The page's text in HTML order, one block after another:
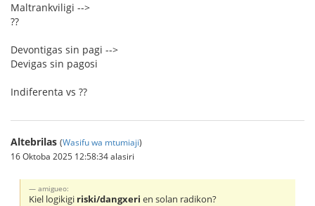
Maltrankviligi -->
??
Devontigas sin pagi -->
Devigas sin pagosi
Indiferenta vs ??
Altebrilas (Wasifu wa mtumiaji)
16 Oktoba 2025 12:58:34 alasiri
amigueo:
Kiel logikigi riski/dangxeri en solan radikon?